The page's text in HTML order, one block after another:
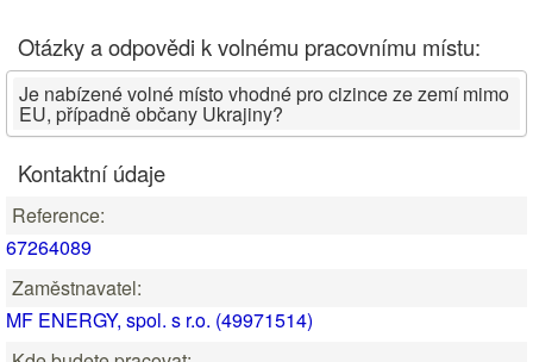
Otázky a odpovědi k volnému pracovnímu místu:
Je nabízené volné místo vhodné pro cizince ze zemí mimo
EU, případně občany Ukrajiny?
Kontaktní údaje
Reference:
67264089
Zaměstnavatel:
MF ENERGY, spol. s r.o. (49971514)